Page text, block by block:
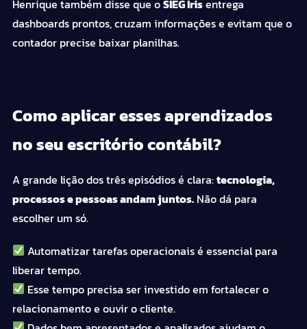
Henrique também disse que oSIEG Irisentrega
dashboards prontos, cruzam informações e evitam que o
contador precise baixar planilhas.
Como aplicar esses aprendizados
no seu escritório contábil?
A grande lição dos três episódios é clara:tecnologia,
processos e pessoas andam juntos. Não dá para
escolher um só.
Automatizar tarefas operacionais é essencial para
liberar tempo.
Esse tempo precisa ser investido em fortalecer o
relacionamento e ouvir o cliente.